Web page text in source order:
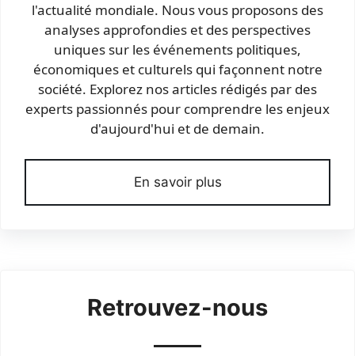
l'actualité mondiale. Nous vous proposons des
analyses approfondies et des perspectives
uniques sur les événements politiques,
économiques et culturels qui façonnent notre
société. Explorez nos articles rédigés par des
experts passionnés pour comprendre les enjeux
d'aujourd'hui et de demain.
En savoir plus
Retrouvez-nous